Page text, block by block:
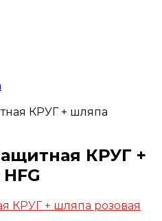
КРУГ + шляпа
КРУГ +